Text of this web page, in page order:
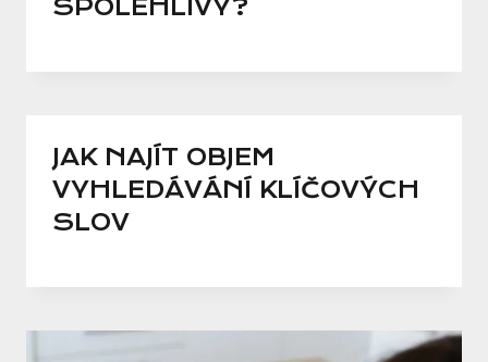
SPOLEHLIVÝ?
JAK NAJÍT OBJEM
VYHLEDÁVÁNÍ KLÍČOVÝCH
SLOV